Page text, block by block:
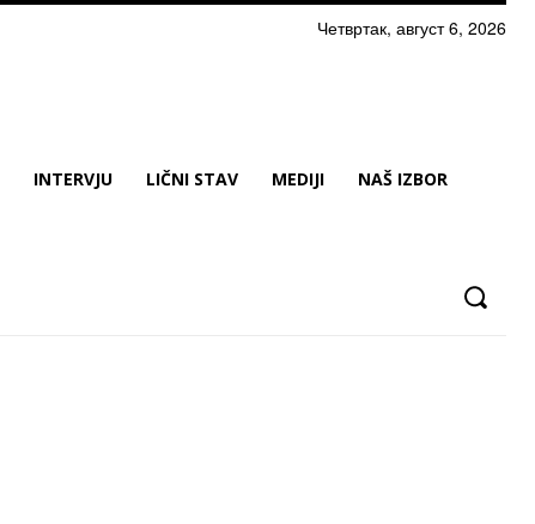
Четвртак, август 6, 2026
INTERVJU LIČNI STAV MEDIJI NAŠ IZBOR